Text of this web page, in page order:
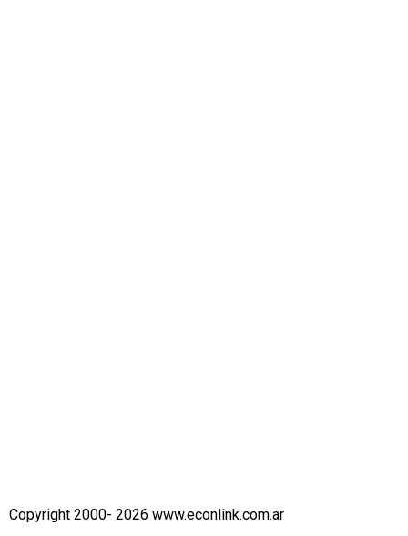
Copyright 2000- 2026 www.econlink.com.ar